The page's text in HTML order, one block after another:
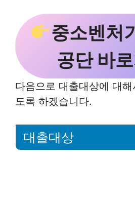
중소벤처
공단 바
다음으로 대출대상에 대
도록 하겠습니다.
대출대상